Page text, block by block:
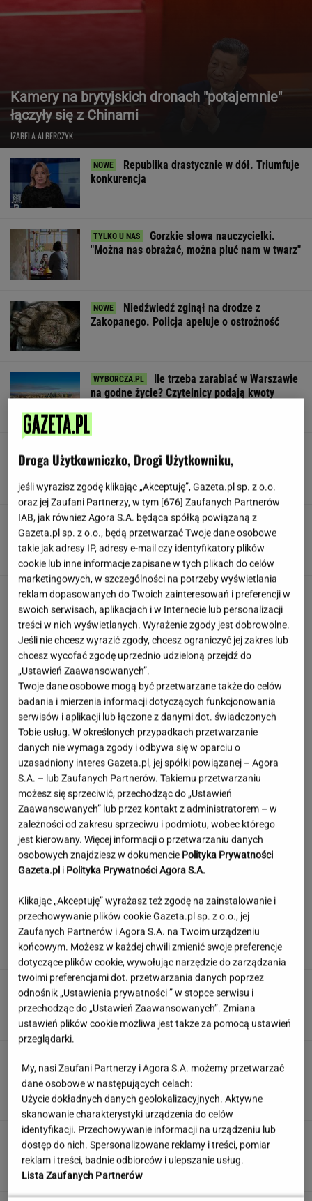
Kamery na brytyjskich dronach "potajemnie"
łączyły się z Chinami
IZABELA ALBERCZYK
Republika drastycznie w dół. Triumfuje
konkurencja
Gorzkie słowa nauczycielki.
"Można nas obrażać, można pluć nam w twarz"
Niedźwiedź zginął na drodze z
Zakopanego. Policja apeluje o ostrożność
Ile trzeba zarabiać w Warszawie
na godne życie? Czytelnicy podają kwoty
SUBSKRYPCJA
męża po ich wielkim powrocie. Tego nie
Pełczyńska-Nałęcz o doniesieniach ws.
Hołowni: Ciężko uwierzyć
Miał pobić współpracowników do
nieprzytomności. Ukrainiec zatrzymany
Dziecko nie chciało zapiąć pasów. Przewoźnik
odwołał lot
Poniedziałkowy quiz wiedzy ogólnej dla
omnibusów. Mało kto pochwali się wynikiem
12/12
zagranicznym wyjazdem. O tym wiele osób
zapomina
MATERIAŁ PROMOCYJNY
Płacą absurdalny podatek. Ministerstwo
prawa nie zmieni
MATERIAŁ PROMOCYJNY
Droga Użytkowniczko, Drogi Użytkowniku,
jeśli wyrazisz zgodę klikając „Akceptuję”, Gazeta.pl sp. z o.o.
oraz jej Zaufani Partnerzy, w tym [676] Zaufanych Partnerów
IAB, jak również Agora S.A. będąca spółką powiązaną z
Gazeta.pl sp. z o.o., będą przetwarzać Twoje dane osobowe
takie jak adresy IP, adresy e-mail czy identyfikatory plików
cookie lub inne informacje zapisane w tych plikach do celów
marketingowych, w szczególności na potrzeby wyświetlania
reklam dopasowanych do Twoich zainteresowań i preferencji w
swoich serwisach, aplikacjach i w Internecie lub personalizacji
treści w nich wyświetlanych. Wyrażenie zgody jest dobrowolne.
Jeśli nie chcesz wyrazić zgody, chcesz ograniczyć jej zakres lub
chcesz wycofać zgodę uprzednio udzieloną przejdź do
„Ustawień Zaawansowanych”.
Twoje dane osobowe mogą być przetwarzane także do celów
badania i mierzenia informacji dotyczących funkcjonowania
serwisów i aplikacji lub łączone z danymi dot. świadczonych
Tobie usług. W określonych przypadkach przetwarzanie
danych nie wymaga zgody i odbywa się w oparciu o
uzasadniony interes Gazeta.pl, jej spółki powiązanej – Agora
S.A. – lub Zaufanych Partnerów. Takiemu przetwarzaniu
możesz się sprzeciwić, przechodząc do „Ustawień
Zaawansowanych” lub przez kontakt z administratorem – w
zależności od zakresu sprzeciwu i podmiotu, wobec którego
jest kierowany. Więcej informacji o przetwarzaniu danych
osobowych znajdziesz w dokumencie Polityka Prywatności
Gazeta.pl i Polityka Prywatności Agora S.A.
Klikając „Akceptuję” wyrażasz też zgodę na zainstalowanie i
przechowywanie plików cookie Gazeta.pl sp. z o.o., jej
Zaufanych Partnerów i Agora S.A. na Twoim urządzeniu
końcowym. Możesz w każdej chwili zmienić swoje preferencje
dotyczące plików cookie, wywołując narzędzie do zarządzania
twoimi preferencjami dot. przetwarzania danych poprzez
odnośnik „Ustawienia prywatności ” w stopce serwisu i
przechodząc do „Ustawień Zaawansowanych”. Zmiana
ustawień plików cookie możliwa jest także za pomocą ustawień
przeglądarki.
My, nasi Zaufani Partnerzy i Agora S.A. możemy przetwarzać
dane osobowe w następujących celach:
Użycie dokładnych danych geolokalizacyjnych. Aktywne
skanowanie charakterystyki urządzenia do celów
identyfikacji. Przechowywanie informacji na urządzeniu lub
dostęp do nich. Spersonalizowane reklamy i treści, pomiar
reklam i treści, badnie odbiorców i ulepszanie usług.
Lista Zaufanych Partnerów